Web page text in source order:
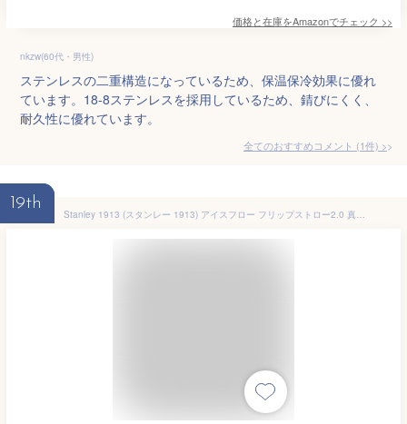
価格と在庫をAmazonでチェック >>
nkzw(60代・男性)
ステンレスの二重構造になっているため、保温保冷効果に優れ
ています。18-8ステンレスを採用しているため、錆びにくく、
耐久性に優れています。
全てのおすすめコメント (1件) >
19th
Stanley 1913 (スタンレー 1913) アイスフロー フリップストロー2.0 真空断熱タンブラー アッシュ 20oz | 0.59L